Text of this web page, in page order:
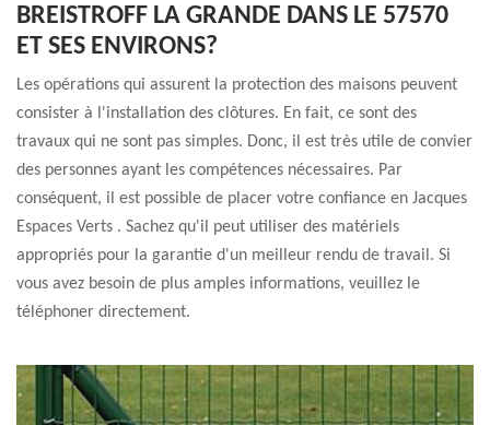
BREISTROFF LA GRANDE DANS LE 57570
ET SES ENVIRONS?
Les opérations qui assurent la protection des maisons peuvent
consister à l'installation des clôtures. En fait, ce sont des
travaux qui ne sont pas simples. Donc, il est très utile de convier
des personnes ayant les compétences nécessaires. Par
conséquent, il est possible de placer votre confiance en Jacques
Espaces Verts . Sachez qu'il peut utiliser des matériels
appropriés pour la garantie d'un meilleur rendu de travail. Si
vous avez besoin de plus amples informations, veuillez le
téléphoner directement.